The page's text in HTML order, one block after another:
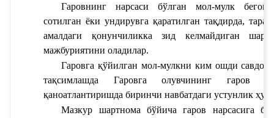
Гаровнинг нарсаси бўлган мол-мулк
сотилган ёки ундирувга қаратилган тақдирда,
амалдаги қонунчиликка зид келмайдиган
мажбуриятини оладилар.
Гаровга қўйилган мол-мулкни ким ошди
тақсимлашда Гаровга олувчининг гаров
қаноатлантиришда биринчи навбатдаги устунлик
Мазкур шартнома бўйича гаров нарсасига